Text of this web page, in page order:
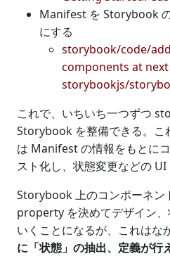
Manifest を Storybook
にする
storybook/code/
components at next
storybookjs/
これで、いちいち一つずつ
Storybook を整備できる。
は Manifest の情報をもとに
スト化し、状態変更などの UI
Storybook 上のコンポーネン
property を決めてデザイン
いくことになるが、これはな
に「状態」の抽出、定義が行